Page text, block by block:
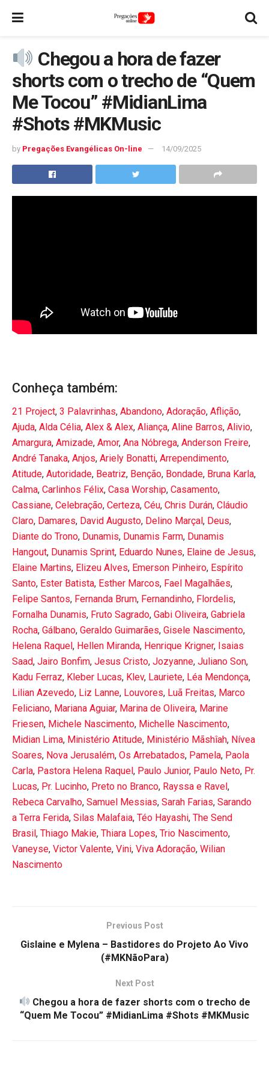
Chegou a hora de fazer
shorts com o trecho de “Quem
Me Tocou” #MidianLima
#Shots #MKMusic
by Pregações Evangélicas On-line 14/09/2025
Conheça também:
21 Project, 3 Palavrinhas, Abandono, Adoração, Aflição,
Ajuda, Alda Célia, Alex & Alex, Aliança, Aline Barros, Alivio,
Amargura, Amizade, Amor, Ana Nóbrega, Anderson Freire,
André Tanaka, Anjos, Ariely Bonatti, Arrependimento,
Atitude, Autoridade, Beatriz, Benção, Bondade, Bruna Karla,
Calma, Carlinhos Félix, Casa Worship, Casamento,
Cassiane, Celebração, Certeza, Céu, Chris Durán, Cláudio
Claro, Damares, David Augusto, Delino Marçal, Deus,
Diante do Trono, Dunamis, Dunamis Farm, Dunamis
Hangout, Dunamis Sprint, Eduardo Nunes, Elaine de Jesus,
Elaine Martins, Elizeu Alves, Emerson Pinheiro, Espírito
Santo, Ester Batista, Esther Marcos, Fael Magalhães,
Felipe Santos, Fernanda Brum, Fernandinho, Flordelis,
Fornalha Dunamis, Fruto Sagrado, Gabi Oliveira, Gabriela
Rocha, Gálbano, Geraldo Guimarães, Gisele Nascimento,
Helena Raquel, Hellen Miranda, Henrique Krigner, Isaias
Saad, Jairo Bonfim, Jesus Cristo, Jozyanne, Juliano Son,
Kadu Ferraz, Kleber Lucas, Klev, Lauriete, Léa Mendonça,
Lilian Azevedo, Liz Lanne, Louvores, Luã Freitas, Marco
Feliciano, Mariana Aguiar, Marina de Oliveira, Marine
Friesen, Michele Nascimento, Michelle Nascimento,
Midian Lima, Ministério Atitude, Ministério Mãshîah, Nívea
Soares, Nova Jerusalém, Os Arrebatados, Pamela, Paola
Carla, Pastora Helena Raquel, Paulo Junior, Paulo Neto, Pr.
Lucas, Pr. Lucinho, Preto no Branco, Rayssa e Ravel,
Rebeca Carvalho, Samuel Messias, Sarah Farias, Sarando
a Terra Ferida, Silas Malafaia, Téo Hayashi, The Send
Brasil, Thiago Makie, Thiara Lopes, Trio Nascimento,
Vaneyse, Victor Valente, Vini, Viva Adoração, Wilian
Nascimento
Previous Post
Gislaine e Mylena – Bastidores do Projeto Ao Vivo
(#MKNãoPara)
Next Post
Chegou a hora de fazer shorts com o trecho de
“Quem Me Tocou” #MidianLima #Shots #MKMusic